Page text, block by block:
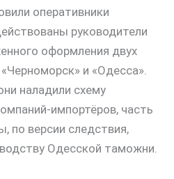
оперативники
руководители
оформления двух
и «Одесса».
наладили схему
импортёров, часть
по версии следствия,
Одесской таможни.